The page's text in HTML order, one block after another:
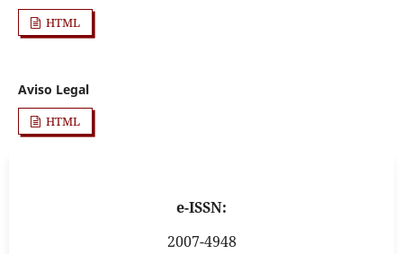
HTML
Aviso Legal
HTML
e-ISSN:
2007-4948